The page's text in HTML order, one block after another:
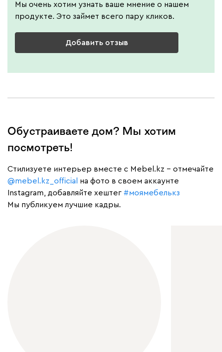
Мы очень хотим узнать ваше мнение о нашем
продукте. Это займет всего пару кликов.
Добавить отзыв
Обустраиваете дом? Мы хотим
посмотреть!
Cтилизуете интерьер вместе с Mebel.kz – отмечайте
@mebel.kz_official
на фото в своем аккаунте
Instagram, добавляйте хештег #моямебелькз
Мы публикуем лучшие кадры.